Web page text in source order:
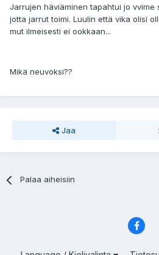
Jarrujen häviäminen tapahtui jo vvime
jotta jarrut toimi. Luulin että vika olisi
mut ilmeisesti ei ookkaan...
Mikä neuvoksi??
Jaa
Palaa aiheisiin